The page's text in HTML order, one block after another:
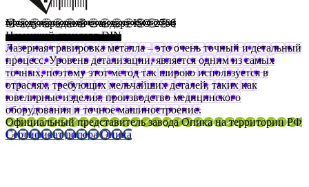
Международный стандарт ISO 2768
Немецкий стандарт DIN
Лазерная гравировка металла – это очень точный и детальный
процесс. Уровень детализации, является одним из самых
точных, поэтому этот метод так широко используется в
отраслях, требующих мельчайших деталей, таких как
ювелирные изделия, производство медицинского
оборудования и точное машиностроение.
Официальный представитель завода Опика на территории РФ
Сертификат дилера Опика